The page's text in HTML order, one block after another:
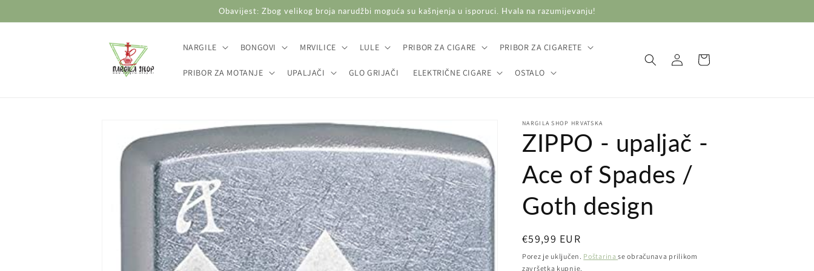
sadržaj
Obavijest: Zbog velikog broja narudžbi moguća su kašnjenja u isporuci. Hvala na razumijevanju!
NARGILE BONGOVI MRVILICE LULE PRIBOR ZA CIGARE PRIBOR ZA CIGARETE
PRIBOR ZA MOTANJE UPALJAČI GLO GRIJAČI ELEKTRIČNE CIGARE OSTALO
Prijava Košarica
proizvodu
NARGILA SHOP HRVATSKA
ZIPPO - upaljač -
Ace of Spades /
Goth design
Redovna
cijena
€59,99 EUR
Porez je uključen. Poštarinase obračunava prilikom
završetka kupnje.